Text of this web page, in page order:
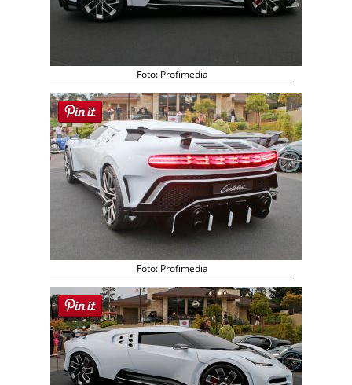
Foto: Profimedia
Foto: Profimedia